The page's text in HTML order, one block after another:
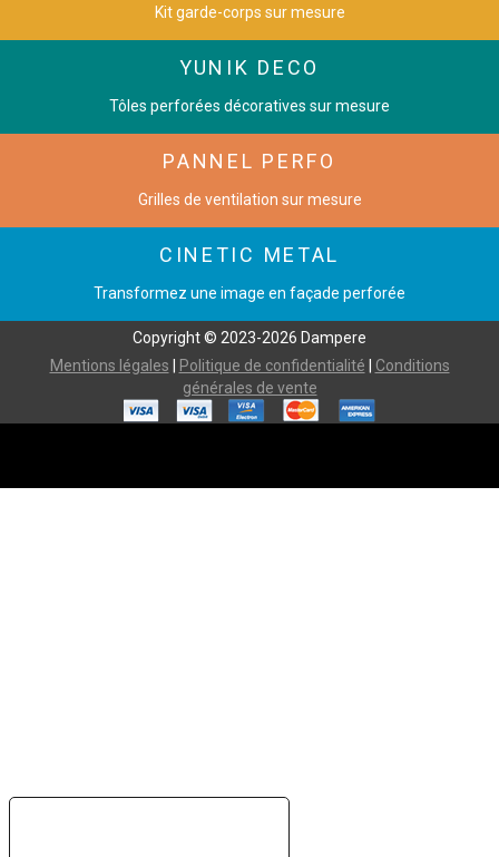
Kit garde-corps sur mesure
YUNIK DECO
Tôles perforées décoratives sur mesure
PANNEL PERFO
Grilles de ventilation sur mesure
CINETIC METAL
Transformez une image en façade perforée
Copyright © 2023-2026 Dampere
Mentions légales
Politique de confidentialité
Conditions
générales de vente